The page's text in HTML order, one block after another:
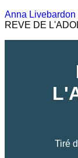
Anna Livebardon
REVE DE
Tiré